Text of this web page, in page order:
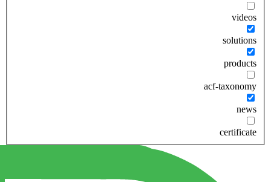
videos
solutions
products
acf-taxonomy
news
certificate